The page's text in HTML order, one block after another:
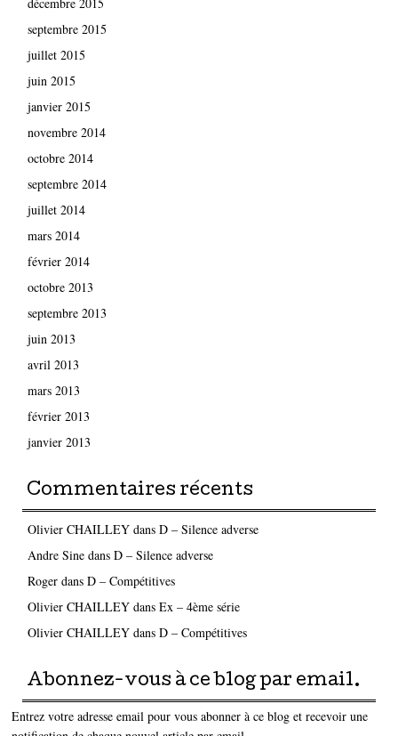
septembre 2015
juillet 2015
juin 2015
janvier 2015
novembre 2014
octobre 2014
septembre 2014
juillet 2014
mars 2014
février 2014
octobre 2013
septembre 2013
juin 2013
avril 2013
mars 2013
février 2013
janvier 2013
Commentaires récents
Olivier CHAILLEYdans D – Silence adverse
Andre Sinedans D – Silence adverse
Rogerdans D – Compétitives
Olivier CHAILLEYdans Ex – 4ème série
Olivier CHAILLEYdans D – Compétitives
Abonnez-vous à ce blog par email.
Entrez votre adresse email pour vous abonner à ce blog et recevoir une